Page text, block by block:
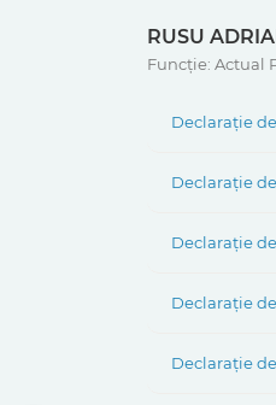
RUSU
Funcție: Actual
Declarație
Declarație
Declarație
Declarație
Declarație